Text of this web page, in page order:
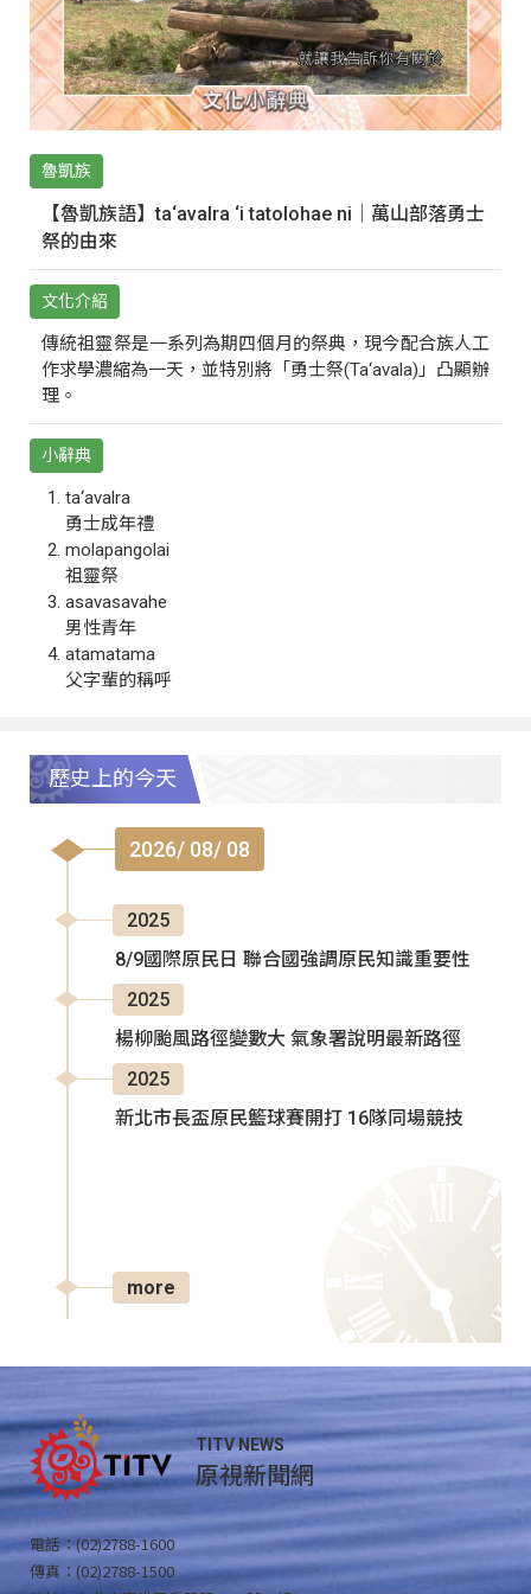
魯凱族
【魯凱族語】ta‘avalra ‘i tatolohae ni｜萬山部落勇士
祭的由來
文化介紹
傳統祖靈祭是一系列為期四個月的祭典，現今配合族人工
作求學濃縮為一天，並特別將「勇士祭(Ta‘avala)」凸顯辦
理。
小辭典
ta‘avalra
勇士成年禮
molapangolai
祖靈祭
asavasavahe
男性青年
atamatama
父字輩的稱呼
歷史上的今天
2026/ 08/ 08
2025
8/9國際原民日 聯合國強調原民知識重要性
2025
楊柳颱風路徑變數大 氣象署說明最新路徑
2025
新北市長盃原民籃球賽開打 16隊同場競技
more
TITV NEWS
原視新聞網
電話：(02)2788-1600
傳真：(02)2788-1500